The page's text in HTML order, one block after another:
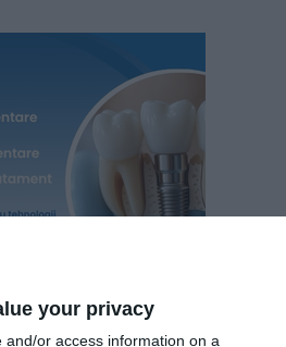
your privacy
and/or access information on a